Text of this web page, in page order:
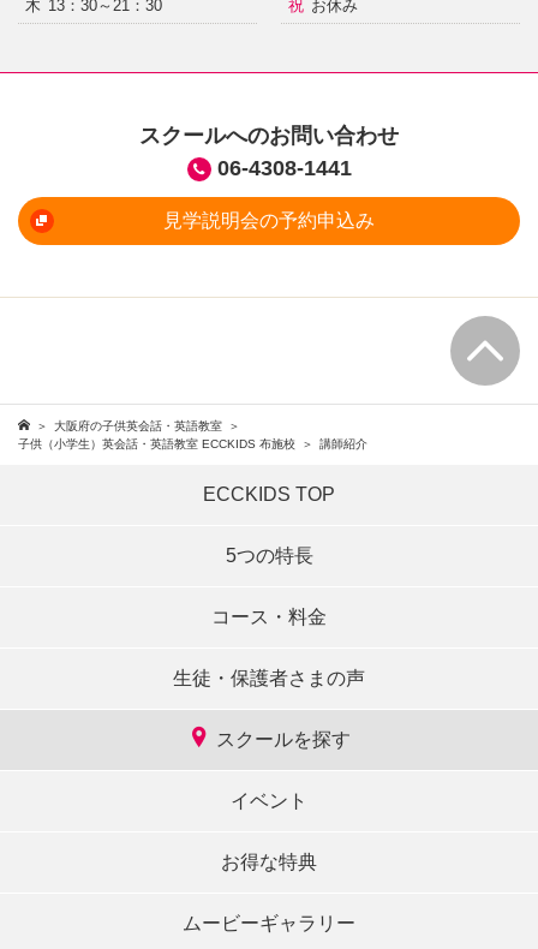
木 13：30～21：30
祝 お休み
スクールへのお問い合わせ
06-4308-1441
見学説明会の予約申込み
大阪府の子供英会話・英語教室
子供（小学生）英会話・英語教室 ECCKIDS 布施校
講師紹介
ECCKIDS TOP
5つの特長
コース・料金
生徒・保護者さまの声
スクールを探す
イベント
お得な特典
ムービーギャラリー